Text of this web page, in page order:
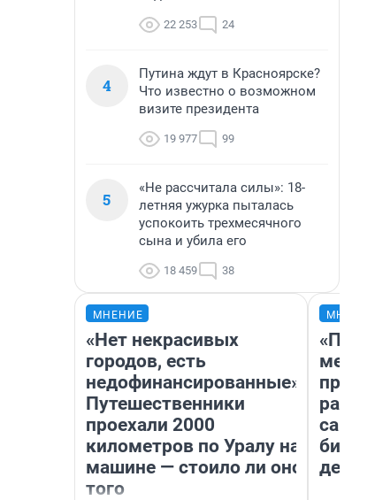
22 253 24
4
Путина ждут в Красноярске?
Что известно о возможном
визите президента
19 977 99
5
«Не рассчитала силы»: 18-
летняя ужурка пыталась
успокоить трехмесячного
сына и убила его
18 459 38
МНЕНИЕ
«Нет некрасивых
городов, есть
недофинансированные».
Путешественники
проехали 2000
километров по Уралу на
машине — стоило ли оно
того